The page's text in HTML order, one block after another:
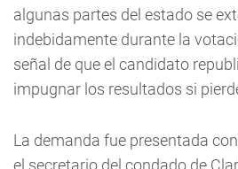
algunas partes del estado se
indebidamente durante la
señal de que el candidato
impugnar los resultados si
La demanda fue presentada
el secretario del condado de